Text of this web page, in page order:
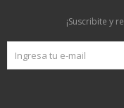
¡Suscribite y